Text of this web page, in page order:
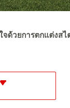
ด้วยการตกแต่งสไ